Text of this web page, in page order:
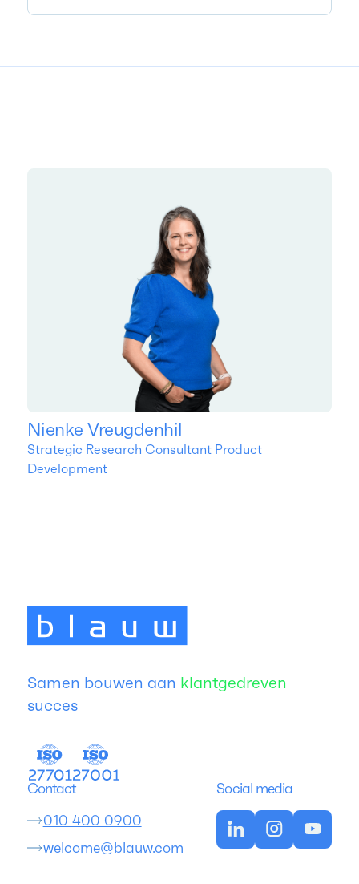
Nienke Vreugdenhil
Strategic Research Consultant Product
Development
Samen bouwen aan klantgedreven
succes
Contact
010 400 0900
welcome@blauw.com
Social media